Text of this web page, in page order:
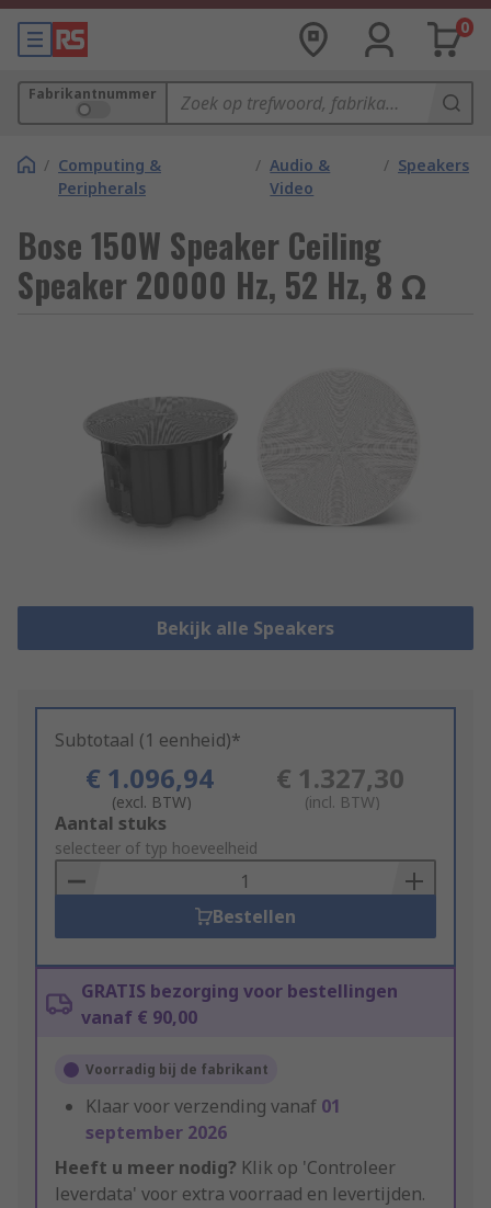
0
Fabrikantnummer
/ Computing &
Peripherals
/ Audio &
Video
/ Speakers
Bose 150W Speaker Ceiling
Speaker 20000 Hz, 52 Hz, 8 Ω
Bekijk alle Speakers
Subtotaal (1 eenheid)*
€ 1.096,94
(excl. BTW)
€ 1.327,30
(incl. BTW)
Add
to
Basket
Aantal stuks
selecteer of typ hoeveelheid
Bestellen
GRATIS bezorging voor bestellingen
vanaf € 90,00
Voorradig bij de fabrikant
Klaar voor verzending vanaf 01
september 2026
Heeft u meer nodig? Klik op 'Controleer
leverdata' voor extra voorraad en levertijden.